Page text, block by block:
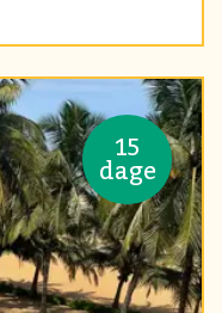
15
dage